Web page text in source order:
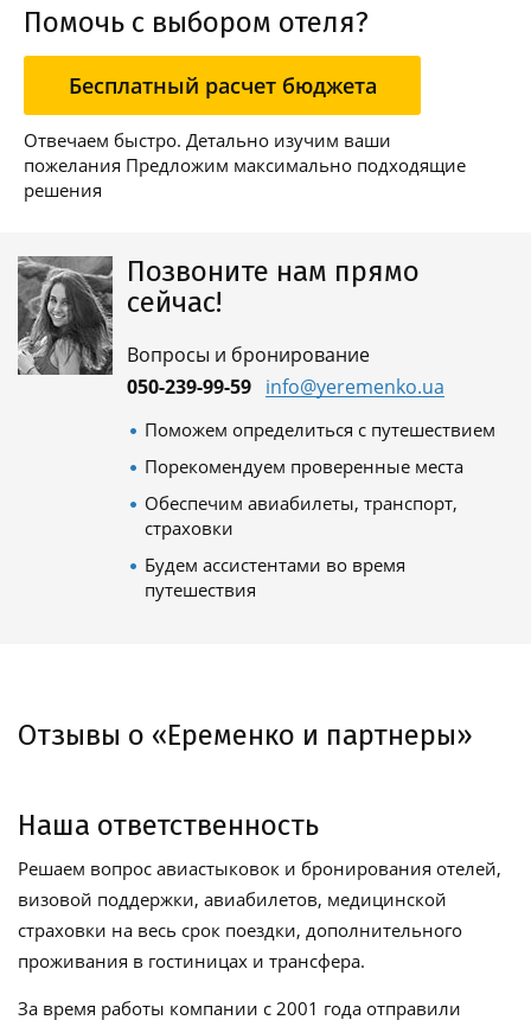
Помочь с выбором отеля?
Бесплатный расчет бюджета
Отвечаем быстро. Детально изучим ваши
пожелания Предложим максимально подходящие
решения
Позвоните нам прямо
сейчас!
Вопросы и бронирование
050-239-99-59 info@yeremenko.ua
Поможем определиться с путешествием
Порекомендуем проверенные места
Обеспечим авиабилеты, транспорт,
страховки
Будем ассистентами во время
путешествия
Отзывы о «Еременко и партнеры»
Наша ответственность
Решаем вопрос авиастыковок и бронирования отелей,
визовой поддержки, авиабилетов, медицинской
страховки на весь срок поездки, дополнительного
проживания в гостиницах и трансфера.
За время работы компании с 2001 года отправили